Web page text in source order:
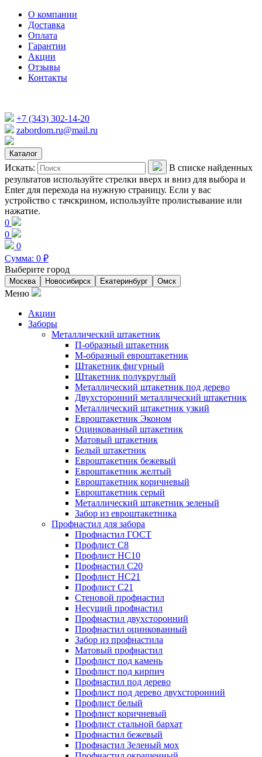
О компании
Доставка
Оплата
Гарантии
Акции
Отзывы
Контакты
+7 (343) 302-14-20
zabordom.ru@mail.ru
Каталог
Искать:
В списке найденных
результатов используйте стрелки вверх и вниз для выбора и
Enter для перехода на нужную страницу. Если у вас
устройство с тачскрином, используйте пролистывание или
нажатие.
0
0
0
Сумма: 0 ₽
Выберите город
Москва Новосибирск Екатеринбург Омск
Меню
Акции
Заборы
Металлический штакетник
П-образный штакетник
М-образный евроштакетник
Штакетник фигурный
Штакетник полукруглый
Металлический штакетник под дерево
Двухсторонний металлический штакетник
Металлический штакетник узкий
Евроштакетник Эконом
Оцинкованный штакетник
Матовый штакетник
Белый штакетник
Евроштакетник бежевый
Евроштакетник желтый
Евроштакетник коричневый
Евроштакетник серый
Металлический штакетник зеленый
Забор из евроштакетника
Профнастил для забора
Профнастил ГОСТ
Профлист С8
Профлист НС10
Профнастил С20
Профлист НС21
Профлист С21
Стеновой профнастил
Несущий профнастил
Профнастил двухсторонний
Профнастил оцинкованный
Забор из профнастила
Матовый профнастил
Профлист под камень
Профлист под кирпич
Профнастил под дерево
Профлист под дерево двухсторонний
Профлист белый
Профлист коричневый
Профлист стальной бархат
Профнастил бежевый
Профнастил Зеленый мох